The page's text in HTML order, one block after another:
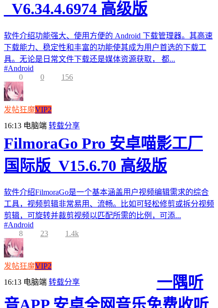
_V6.34.4.6974 高级版
软件介绍功能强大、使用方便的 Android 下载管理器。其高速
下载能力、稳定性和丰富的功能使其成为用户首选的下载工
具。无论是日常文件下载还是媒体资源获取， 都...
#Android
0
0 156
发帖狂魔VIP2
16:13 电脑端 转载分享
FilmoraGo Pro 安卓喵影工厂
国际版_V15.6.70 高级版
软件介绍FilmoraGo是一个基本涵盖用户视频编辑需求的综合
工具，视频剪辑非常易用、流畅。比如可轻松修剪或拆分视频
剪辑，可旋转并裁剪视频以匹配所需的比例，可添...
#Android
8
23 1.4k
发帖狂魔VIP2
16:13 电脑端 转载分享
一隅听